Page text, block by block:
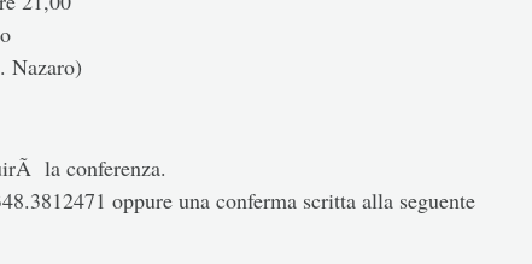
Nazaro)
la conferenza.
oppure una conferma scritta alla seguente